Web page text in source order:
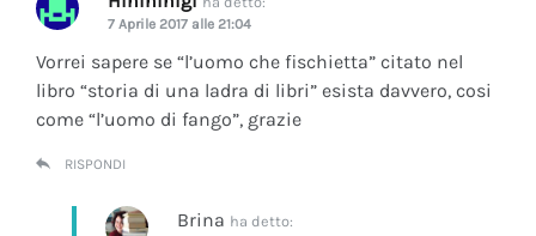
7 Aprile 2017 alle 21:04
Vorrei sapere se “l’uomo che fischietta” citato nel
libro “storia di una ladra di libri” esista davvero, cosi
come “l’uomo di fango”, grazie
RISPONDI
Brina ha detto: